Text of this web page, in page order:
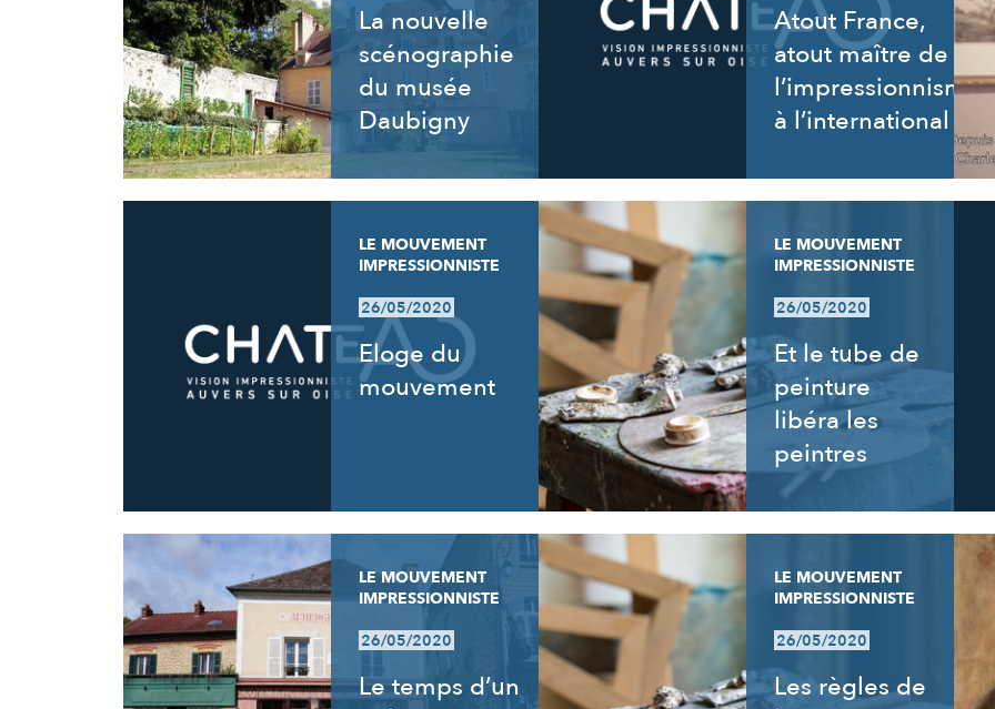
La nouvelle
scénographie
du musée
Daubigny
Atout France,
atout maître de
l’impressionnisme
à l’international
LE MOUVEMENT
IMPRESSIONNISTE
26/05/2020
Eloge du
mouvement
LE MOUVEMENT
IMPRESSIONNISTE
26/05/2020
Et le tube de
peinture
libéra les
peintres
LE MOUVEMENT
IMPRESSIONNISTE
26/05/2020
Le temps d’un
LE MOUVEMENT
IMPRESSIONNISTE
26/05/2020
Les règles de